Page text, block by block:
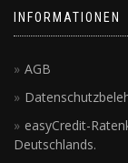
INFORMATIONEN
AGB
easyCredit-
Deutschlands.